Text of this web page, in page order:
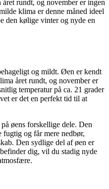
rundt, og november er ingen
klima er denne måned ideel
den kølige vinter og nyde en
og mildt. Øen er kendt
året rundt, og november er
temperatur på ca. 21 grader
er det en perfekt tid til at
øens forskellige dele. Den
fugtig og får mere nedbør,
Den sydlige del af øen er
dig, vil du stadig nyde